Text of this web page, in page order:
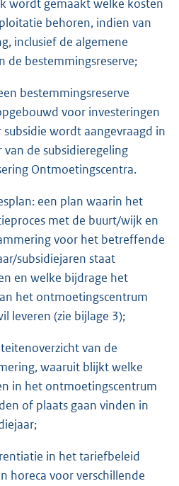
wordt gemaakt welke kosten
behoren, indien van
inclusief de algemene
de bestemmingsreserve;
bestemmingsreserve
voor investeringen
wordt aangevraagd in
van de subsidieregeling
Ontmoetingscentra.
een plan waarin het
met de buurt/wijk en
voor het betreffende
subsidiejaren staat
en welke bijdrage het
het ontmoetingscentrum
leveren (zie bijlage 3);
van de
waaruit blijkt welke
in het ontmoetingscentrum
of plaats gaan vinden in
in het tariefbeleid
horeca voor verschillende